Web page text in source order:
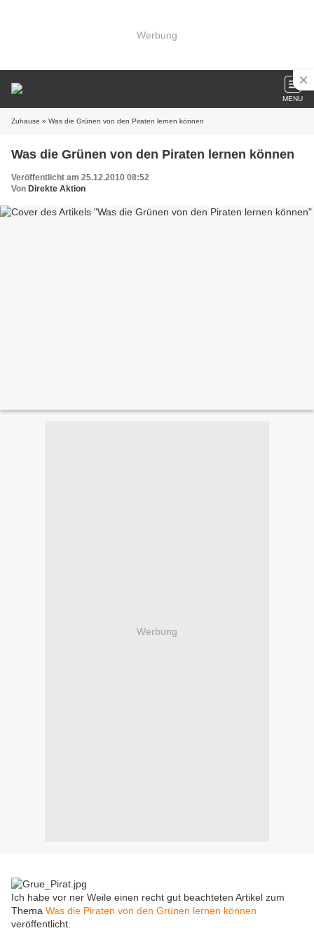
Werbung
MENU
Zuhause » Was die Grünen von den Piraten lernen können
Was die Grünen von den Piraten lernen können
Veröffentlicht am 25.12.2010 08:52
Von Direkte Aktion
Werbung
Ich habe vor ner Weile einen recht gut beachteten Artikel zum
Thema Was die Piraten von den Grünen lernen können
veröffentlicht.